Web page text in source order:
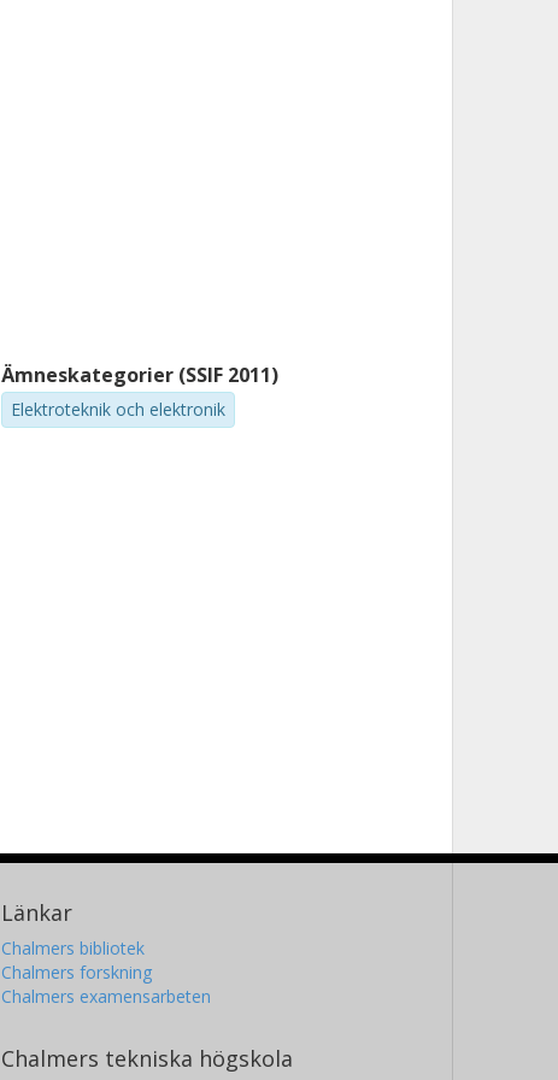
Ämneskategorier (SSIF 2011)
Elektroteknik och elektronik
Länkar
Chalmers bibliotek
Chalmers forskning
Chalmers examensarbeten
Chalmers tekniska högskola